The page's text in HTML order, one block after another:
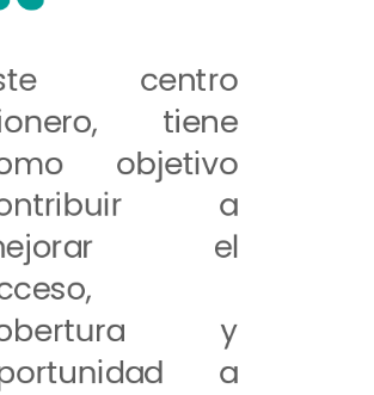
centro
tiene
objetivo
a
el
y
a